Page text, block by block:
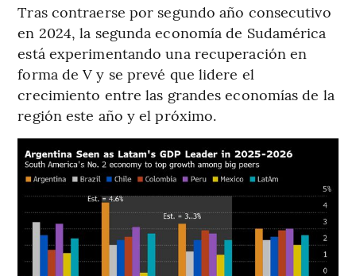
Tras contraerse por segundo año consecutivo
en 2024, la segunda economía de Sudamérica
está experimentando una recuperación en
forma de V y se prevé que lidere el
crecimiento entre las grandes economías de la
región este año y el próximo.